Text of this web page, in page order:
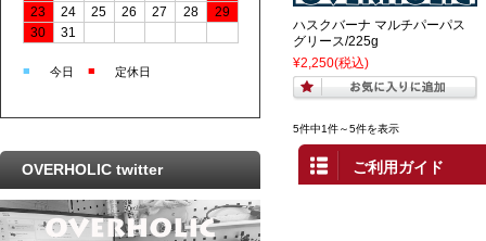
ハスクバーナ マルチパーパス
グリース/225g
¥2,250(税込)
5件中1件～5件を表示
ご利用ガイド
23
24 25 26 27 28
29
30
31
■ 今日 ■ 定休日
OVERHOLIC twitter